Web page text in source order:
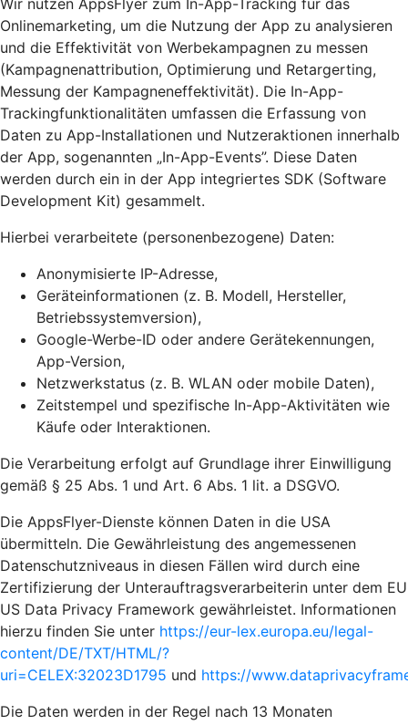
Wir nutzen AppsFlyer zum In-App-Tracking für das
Onlinemarketing, um die Nutzung der App zu analysieren
und die Effektivität von Werbekampagnen zu messen
(Kampagnenattribution, Optimierung und Retargerting,
Messung der Kampagneneffektivität). Die In-App-
Trackingfunktionalitäten umfassen die Erfassung von
Daten zu App-Installationen und Nutzeraktionen innerhalb
der App, sogenannten „In-App-Events”. Diese Daten
werden durch ein in der App integriertes SDK (Software
Development Kit) gesammelt.
Hierbei verarbeitete (personenbezogene) Daten:
Anonymisierte IP-Adresse,
Geräteinformationen (z. B. Modell, Hersteller,
Betriebssystemversion),
Google-Werbe-ID oder andere Gerätekennungen,
App-Version,
Netzwerkstatus (z. B. WLAN oder mobile Daten),
Zeitstempel und spezifische In-App-Aktivitäten wie
Käufe oder Interaktionen.
Die Verarbeitung erfolgt auf Grundlage ihrer Einwilligung
gemäß § 25 Abs. 1 und Art. 6 Abs. 1 lit. a DSGVO.
Die AppsFlyer-Dienste können Daten in die USA
übermitteln. Die Gewährleistung des angemessenen
Datenschutzniveaus in diesen Fällen wird durch eine
Zertifizierung der Unterauftragsverarbeiterin unter dem EU
US Data Privacy Framework gewährleistet. Informationen
hierzu finden Sie unter https://eur-lex.europa.eu/legal-
content/DE/TXT/HTML/?
uri=CELEX:32023D1795 und https://
Die Daten werden in der Regel nach 13 Monaten